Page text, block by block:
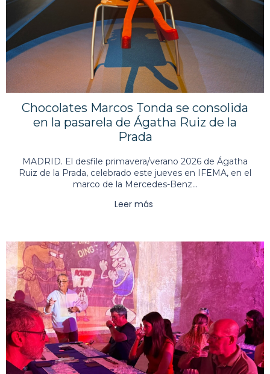
Chocolates Marcos Tonda se consolida
en la pasarela de Ágatha Ruiz de la
Prada
MADRID. El desfile primavera/verano 2026 de Ágatha
Ruiz de la Prada, celebrado este jueves en IFEMA, en el
marco de la Mercedes-Benz...
Leer más